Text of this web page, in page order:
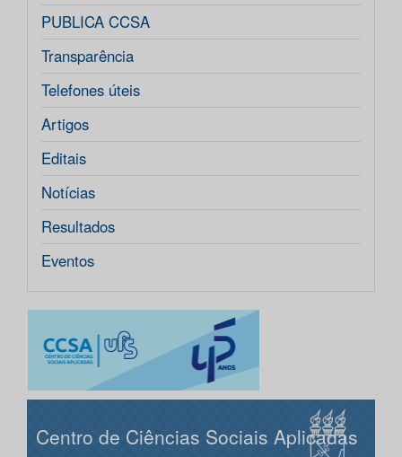
PUBLICA CCSA
Transparência
Telefones úteis
Artigos
Editais
Notícias
Resultados
Eventos
Centro de Ciências Sociais Aplicadas